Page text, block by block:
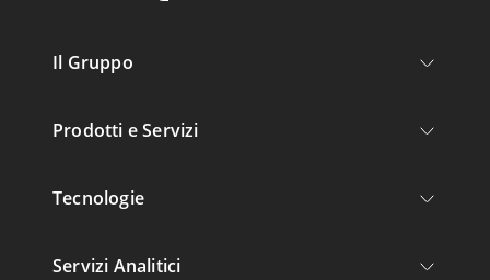
Il Gruppo
Prodotti e Servizi
Tecnologie
Servizi Analitici